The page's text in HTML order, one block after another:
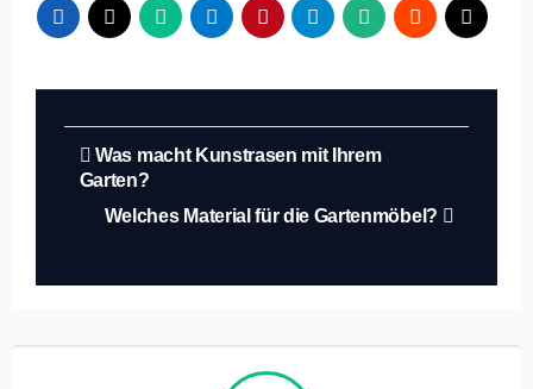
Beitragsnavigation
Was macht Kunstrasen mit Ihrem
Garten?
Welches Material für die Gartenmöbel?